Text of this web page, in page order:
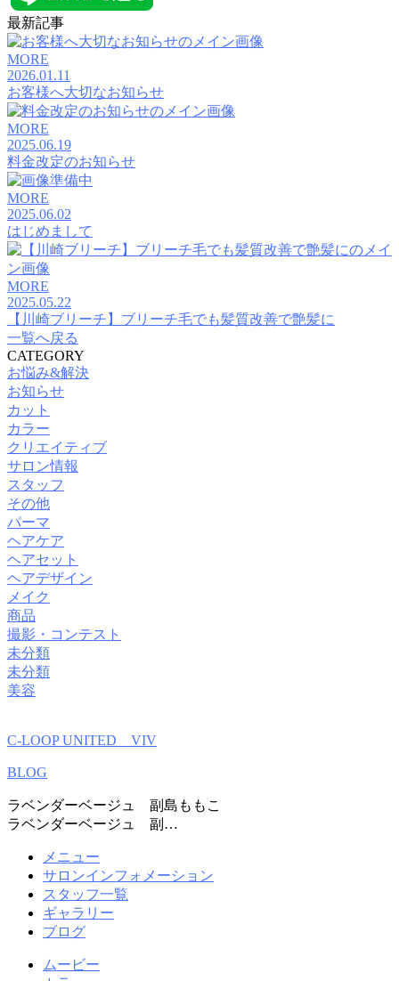
最新記事
MORE
2026.01.11
お客様へ大切なお知らせ
MORE
2025.06.19
料金改定のお知らせ
MORE
2025.06.02
はじめまして
MORE
2025.05.22
【川崎ブリーチ】ブリーチ毛でも髪質改善で艶髪に
一覧へ戻る
CATEGORY
お悩み&解決
お知らせ
カット
カラー
クリエイティブ
サロン情報
スタッフ
その他
パーマ
ヘアケア
ヘアセット
ヘアデザイン
メイク
商品
撮影・コンテスト
未分類
未分類
美容
C-LOOP UNITED VIV
BLOG
ラベンダーベージュ 副島ももこ
ラベンダーベージュ 副…
メニュー
サロンインフォメーション
スタッフ一覧
ギャラリー
ブログ
ムービー